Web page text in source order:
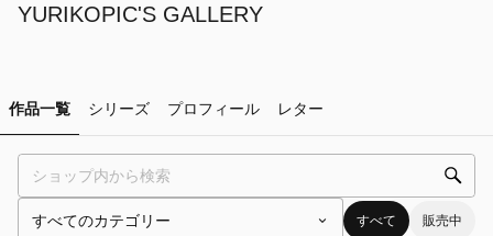
YURIKOPIC'S GALLERY
作品一覧 シリーズ プロフィール レター
すべて 販売中